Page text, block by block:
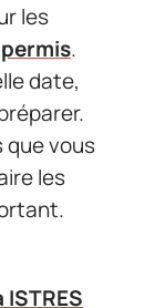
les
.
date,
que vous
les